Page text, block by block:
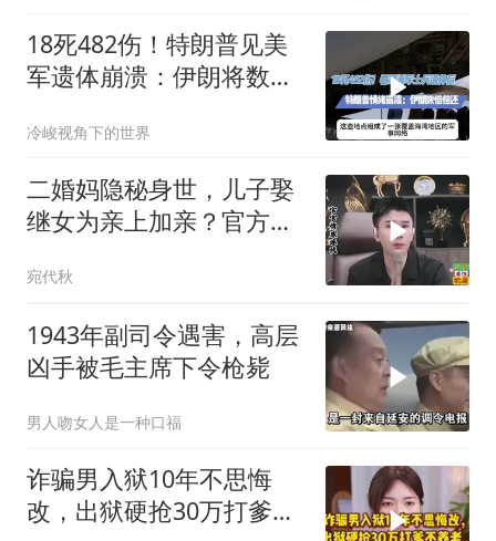
18死482伤！特朗普见美
军遗体崩溃：伊朗将数倍
冷峻视角下的世界
二婚妈隐秘身世，儿子娶
继女为亲上加亲？官方怒
宛代秋
1943年副司令遇害，高层
凶手被毛主席下令枪毙
男人吻女人是一种口福
诈骗男入狱10年不思悔
改，出狱硬抢30万打爹不